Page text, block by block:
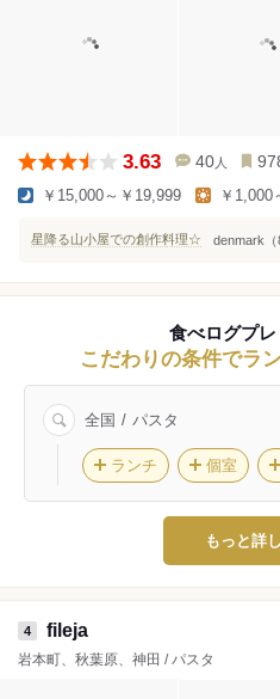
3.63 40 人
￥15,000～￥19,999 ￥1,000
星降る山小屋での創作料理☆ denmark（
食べログプ
こだわりの条件でラ
全国 パスタ
ランチ 個室
もっと詳
4 fileja
岩本町、秋葉原、神田 / パスタ